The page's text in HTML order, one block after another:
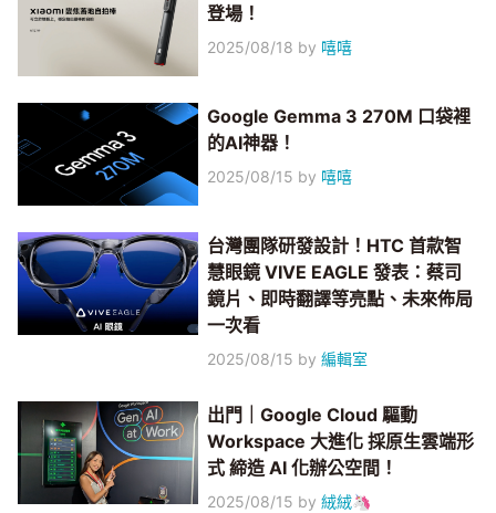
登場！
2025/08/18 by 嘻嘻
Google Gemma 3 270M 口袋裡
的AI神器！
2025/08/15 by 嘻嘻
台灣團隊研發設計！HTC 首款智
慧眼鏡 VIVE EAGLE 發表：蔡司
鏡片、即時翻譯等亮點、未來佈局
一次看
2025/08/15 by編輯室
出門｜Google Cloud 驅動
Workspace 大進化 採原生雲端形
式 締造 AI 化辦公空間！
2025/08/15 by絨絨🦄